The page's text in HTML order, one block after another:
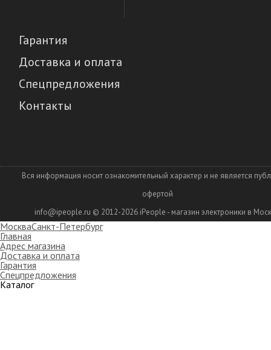
Гарантия
Доставка и оплата
Спецпредложения
Контакты
Вся информация носит ознакомительный характер и не является
офертой
info@ipeople.ru © 2012-2026 iPeople - магазин электроники в
МоскваСанкт-Петербург
Главная
Адрес магазина
Доставка и оплата
Гарантия
Спецпредложения
Каталог